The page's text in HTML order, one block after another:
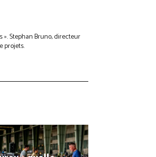
Stephan Bruno, directeur
projets.